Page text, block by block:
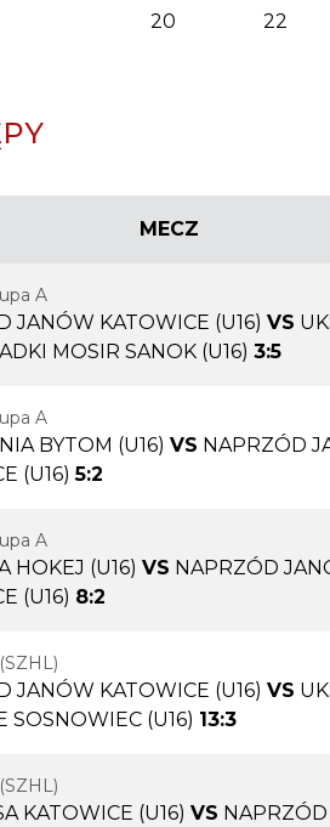
20 22
MECZ
A
JANÓW KATOWICE (U16) VS
MOSIR SANOK (U16) 3:5
A
BYTOM (U16) VS NAPRZÓD
(U16) 5:2
A
HOKEJ (U16) VS NAPRZÓD
(U16) 8:2
JANÓW KATOWICE (U16) VS
SOSNOWIEC (U16) 13:3
KATOWICE (U16) VS